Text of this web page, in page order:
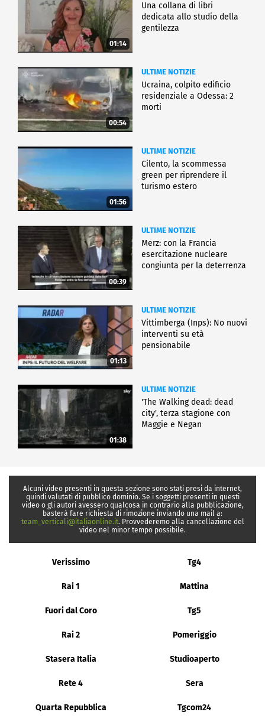
01:14
Una collana di libri
dedicata allo studio della
gentilezza
00:54
ULTIME NOTIZIE
Ucraina, colpito edificio
residenziale a Odessa: 2
morti
01:56
ULTIME NOTIZIE
Cilento, la scommessa
green per riprendere il
turismo estero
00:39
ULTIME NOTIZIE
Merz: con la Francia
esercitazione nucleare
congiunta per la deterrenza
01:13
ULTIME NOTIZIE
Vittimberga (Inps): No nuovi
interventi su età
pensionabile
01:38
ULTIME NOTIZIE
'The Walking dead: dead
city', terza stagione con
Maggie e Negan
Alcuni video presenti in questa sezione sono stati presi da internet,
quindi valutati di pubblico dominio. Se i soggetti presenti in questi
video o gli autori avessero qualcosa in contrario alla pubblicazione,
basterà fare richiesta di rimozione inviando una mail a:
team_verticali@italiaonline.it. Provvederemo alla cancellazione del
video nel minor tempo possibile.
Verissimo Tg4
Rai 1 Mattina
Fuori dal Coro Tg5
Rai 2 Pomeriggio
Stasera Italia Studioaperto
Rete 4 Sera
Quarta Repubblica Tgcom24